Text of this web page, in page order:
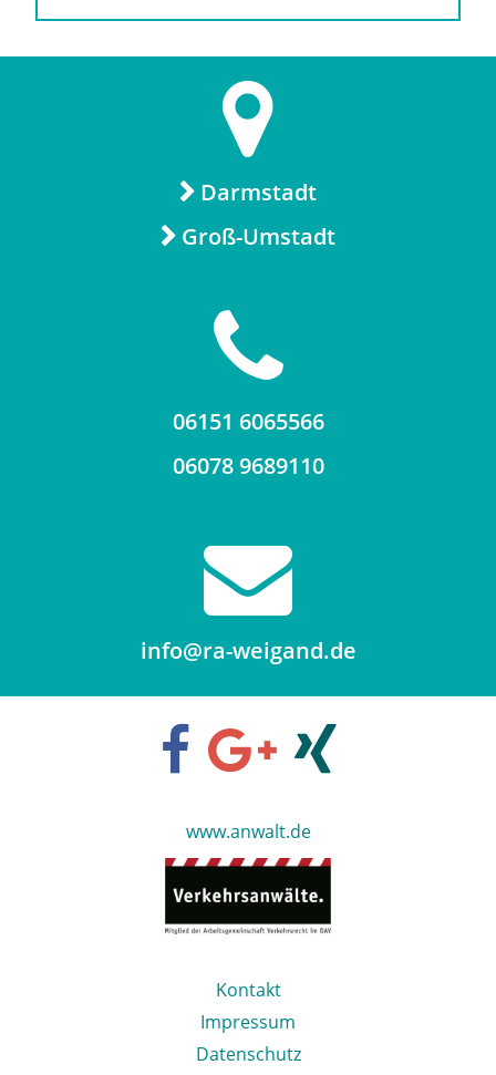
Darmstadt
Groß-Umstadt
06151 6065566
06078 9689110
info@ra-weigand.de
www.anwalt.de
Navigation
überspringen
Kontakt
Impressum
Datenschutz